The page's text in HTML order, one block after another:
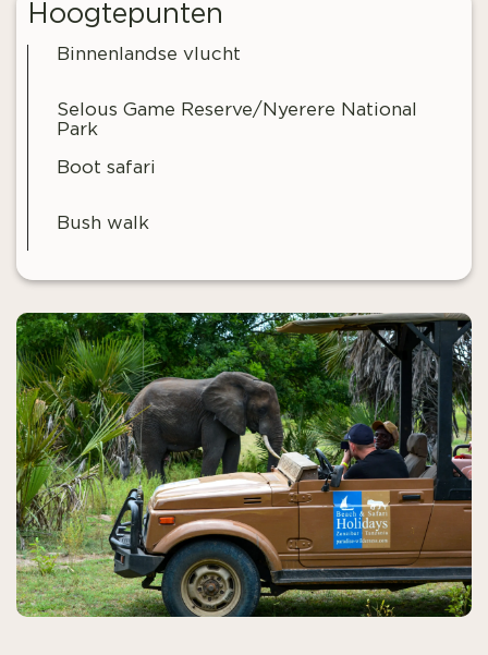
Hoogtepunten
Binnenlandse vlucht
Selous Game Reserve/Nyerere National
Park
Boot safari
Bush walk